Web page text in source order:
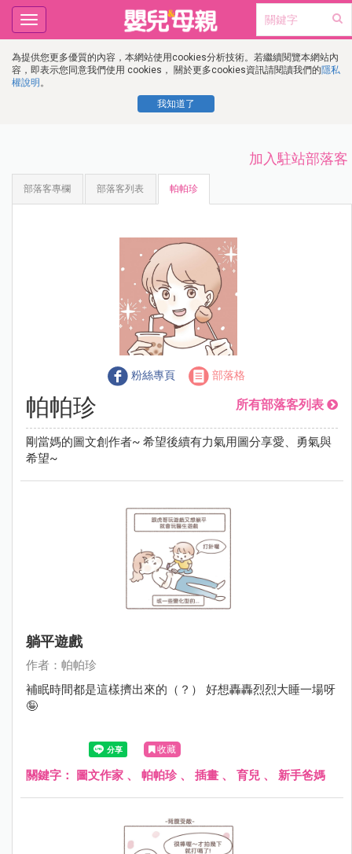
為提供您更多優質的內容，本網站使用cookies分析技術。若繼續閱覽本網站內
容，即表示您同意我們使用 cookies， 關於更多cookies資訊請閱讀我們的隱私
權說明 。
我知道了
Toggle
navigation
加入駐站部落客
部落客專欄 部落客列表 帕帕珍
粉絲專頁 部落格
帕帕珍 所有部落客列表
剛當媽的圖文創作者~ 希望後續有力氣用圖分享愛、勇氣與
希望~
躺平遊戲
作者：帕帕珍
補眠時間都是這樣擠出來的（？） 好想轟轟烈烈大睡一場呀
🤪
收藏
關鍵字： 圖文作家 、 帕帕珍、 插畫 、 育兒 、 新手爸媽